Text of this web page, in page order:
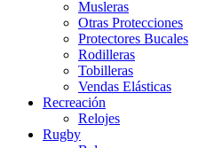
Musleras
Otras Protecciones
Protectores Bucales
Rodilleras
Tobilleras
Vendas Elásticas
Recreación
Relojes
Rugby